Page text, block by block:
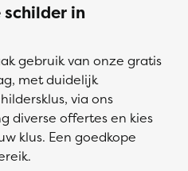
in
gebruik van onze gratis
met duidelijk
via ons
diverse offertes en kies
klus. Een goedkope